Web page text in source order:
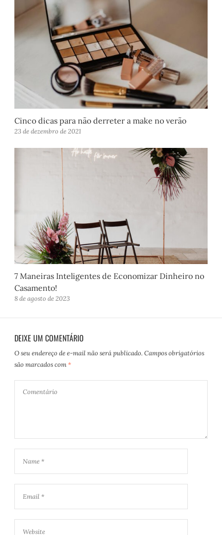
Cinco dicas para não derreter a make no verão
23 de dezembro de 2021
7 Maneiras Inteligentes de Economizar Dinheiro no
Casamento!
8 de agosto de 2023
DEIXE UM COMENTÁRIO
O seu endereço de e-mail não será publicado. Campos obrigatórios
são marcados com *